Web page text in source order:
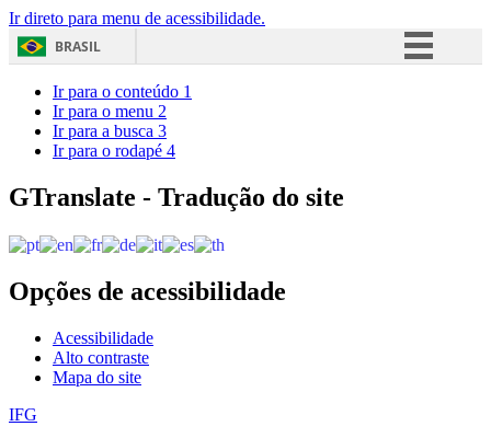
Ir direto para menu de acessibilidade.
BRASIL
Acesso à informação
Ir para o conteúdo 1
Ir para o menu 2
Ir para a busca 3
Ir para o rodapé 4
GTranslate - Tradução do site
Opções de acessibilidade
Acessibilidade
Alto contraste
Mapa do site
IFG